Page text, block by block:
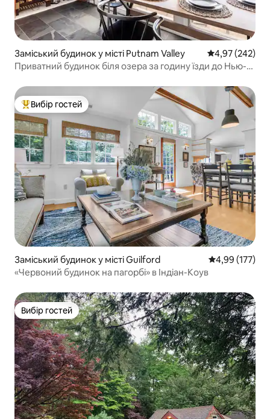
Заміський будинок у місті Putnam Valley Середня
4,97 (242)
Приватний будинок біля озера за годину їзди до Нью-
Топ вибір гостей
Вибір гостей
Заміський будинок у місті Guilford Середня
4,99 (177)
«Червоний будинок на пагорбі» в Індіан-Коув
Вибір гостей
Вибір гостей